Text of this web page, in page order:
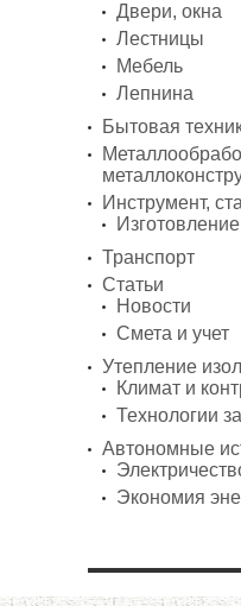
Двери, окна
Лестницы
Мебель
Лепнина
Бытовая
Инструмент,
Изготовление
Транспорт
Статьи
Новости
Смета и учет
Утепление
Климат и
Технологии
Автономные
Экономия